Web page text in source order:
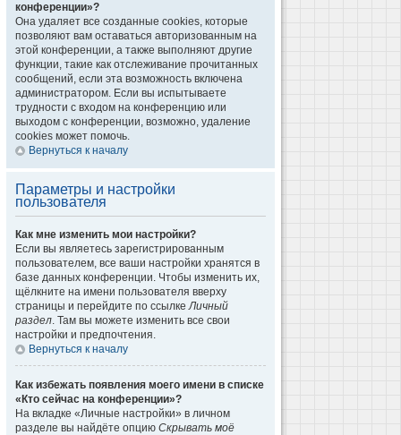
конференции»?
Она удаляет все созданные cookies, которые
позволяют вам оставаться авторизованным на
этой конференции, а также выполняют другие
функции, такие как отслеживание прочитанных
сообщений, если эта возможность включена
администратором. Если вы испытываете
трудности с входом на конференцию или
выходом с конференции, возможно, удаление
cookies может помочь.
Вернуться к началу
Параметры и настройки
пользователя
Как мне изменить мои настройки?
Если вы являетесь зарегистрированным
пользователем, все ваши настройки хранятся в
базе данных конференции. Чтобы изменить их,
щёлкните на имени пользователя вверху
страницы и перейдите по ссылкеЛичный
раздел. Там вы можете изменить все свои
настройки и предпочтения.
Вернуться к началу
Как избежать появления моего имени в списке
«Кто сейчас на конференции»?
На вкладке «Личные настройки» в личном
разделе вы найдёте опцию Скрывать моё